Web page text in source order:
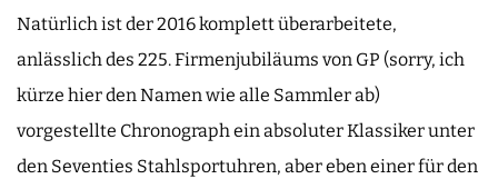
Natürlich ist der 2016 komplett überarbeitete,
anlässlich des 225. Firmenjubiläums von GP (sorry, ich
kürze hier den Namen wie alle Sammler ab)
vorgestellte Chronograph ein absoluter Klassiker unter
den Seventies Stahlsportuhren, aber eben einer für den